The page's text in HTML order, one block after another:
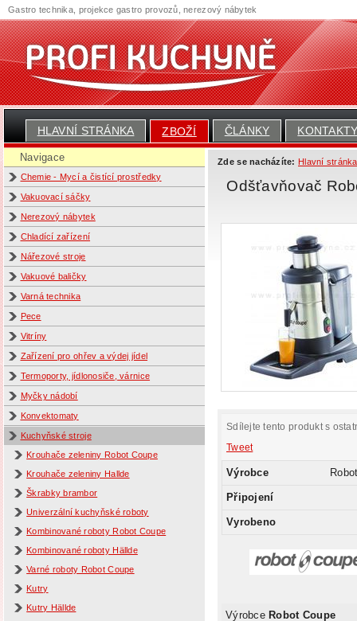
HLAVNÍ STRÁNKA ZBOŽÍ ČLÁNKY
Navigace
Chemie - Mycí a čistící prostředky
Vakuovací sáčky
Nerezový nábytek
Chladící zařízení
Nářezové stroje
Vakuové baličky
Varná technika
Pece
Vitríny
Zařízení pro ohřev a výdej jídel
Termoporty, jídlonosiče, várnice
Myčky nádobí
Konvektomaty
Kuchyňské stroje
Krouhače zeleniny Robot Coupe
Krouhače zeleniny Hallde
Škrabky brambor
Univerzální kuchyňské roboty
Kombinované roboty Robot Coupe
Kombinované roboty Hällde
Varné roboty Robot Coupe
Kutry
Kutry Hällde
Zde se nacházíte: Hlavní stránka
Odšťavňovač
Sdílejte tento produkt s
Tweet
Výrobce
Připojení
Vyrobeno
VýrobceRobot Coupe
Gastro technika, projekce gastro provozů, nerezový nábytek